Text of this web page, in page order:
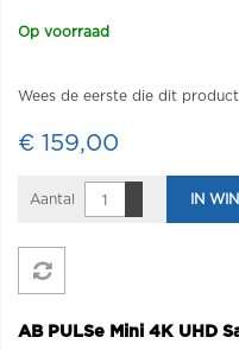
Op voorraad
Wees de eerste die dit
€ 159,00
Aantal IN
AB PULSe Mini 4K UHD